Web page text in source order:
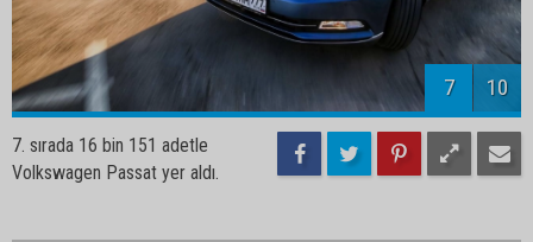
7 10
7. sırada 16 bin 151 adetle
Volkswagen Passat yer aldı.